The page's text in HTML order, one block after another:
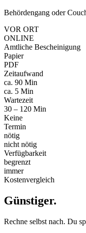
Behördengang oder
VOR ORT
ONLINE
Amtliche Bescheinigung
Papier
PDF
Zeitaufwand
ca. 90 Min
ca. 5 Min
Wartezeit
30 – 120 Min
Keine
Termin
nötig
nicht nötig
Verfügbarkeit
begrenzt
immer
Kostenvergleich
Günstiger.
Rechne selbst nach. Du